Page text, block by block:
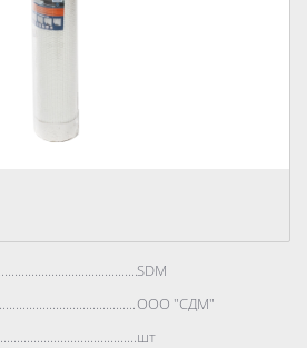
SDM
ООО "СДМ"
шт